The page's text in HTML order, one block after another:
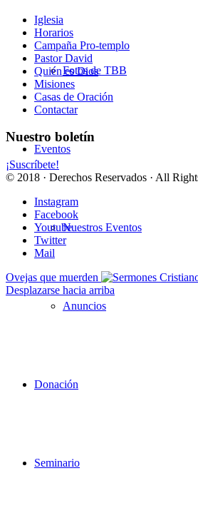
Fotos de TBB
Eventos
Nuestros Eventos
Anuncios
Donación
Seminario
Iglesia
Horarios
Campaña Pro-templo
Pastor David
Quién es Dios
Misiones
Casas de Oración
Contactar
Nuestro boletín
¡Suscríbete!
© 2018 · Derechos Reservados · All
Instagram
Facebook
Youtube
Twitter
Mail
Ovejas que muerden
Desplazarse hacia arriba